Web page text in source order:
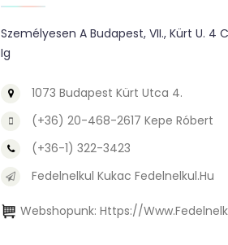
Személyesen A Budapest, VII., Kürt U. 4
Ig
1073 Budapest Kürt Utca 4.
(+36) 20-468-2617 Kepe Róbert
(+36-1) 322-3423
Fedelnelkul Kukac Fedelnelkul.hu
Webshopunk: Https://